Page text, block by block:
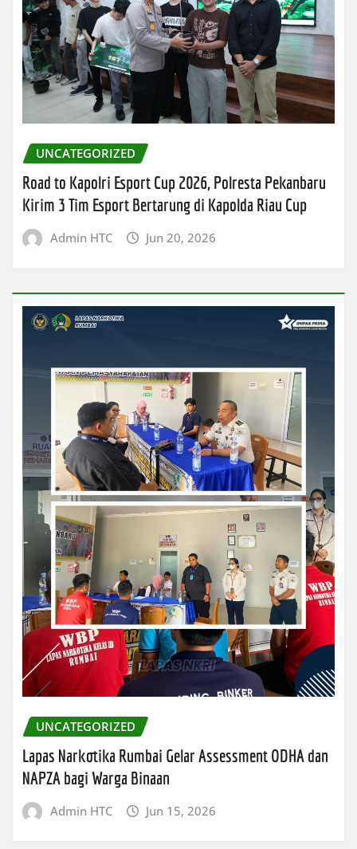
UNCATEGORIZED
Road to Kapolri Esport Cup 2026, Polresta Pekanbaru
Kirim 3 Tim Esport Bertarung di Kapolda Riau Cup
Admin HTC Jun 20, 2026
UNCATEGORIZED
Lapas Narkotika Rumbai Gelar Assessment ODHA dan
NAPZA bagi Warga Binaan
Admin HTC Jun 15, 2026